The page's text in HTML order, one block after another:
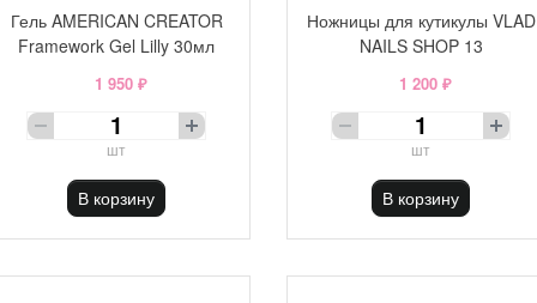
Гель AMERICAN CREATOR
Framework Gel Lilly 30мл
1 950 ₽
шт
В корзину
Ножницы для кутикулы VLAD
NAILS SHOP 13
1 200 ₽
шт
В корзину